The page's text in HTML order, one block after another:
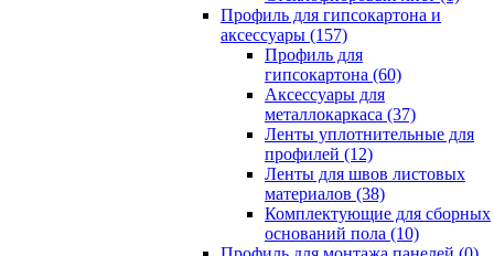
Профиль для гипсокартона и
аксессуары (157)
Профиль для
гипсокартона (60)
Аксессуары для
металлокаркаса (37)
Ленты уплотнительные для
профилей (12)
Ленты для швов листовых
материалов (38)
Комплектующие для сборных
оснований пола (10)